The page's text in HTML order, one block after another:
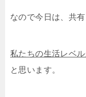
なので今日は、共有
私たちの生活レベ
と思います。